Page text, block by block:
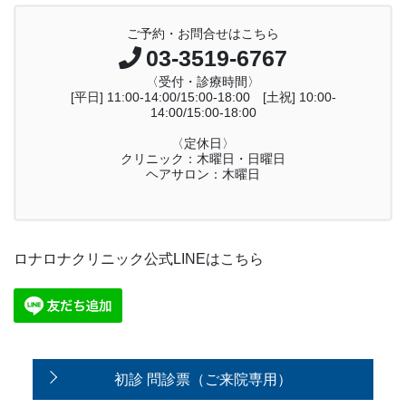
ご予約・お問合せはこちら
03-3519-6767
〈受付・診療時間〉
[平日] 11:00-14:00/15:00-18:00 [土祝] 10:00-
14:00/15:00-18:00
〈定休日〉
クリニック：木曜日・日曜日
ヘアサロン：木曜日
ロナロナクリニック公式LINEはこちら
初診 問診票（ご来院専用）